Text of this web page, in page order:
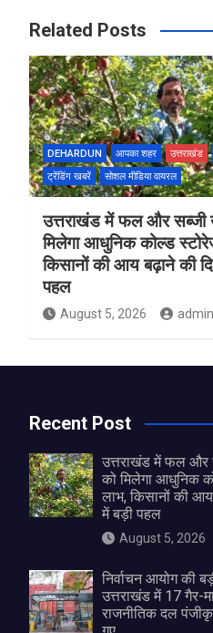
Related Posts
DEHARDUN आपका शहर उत्तराखंड
ट्रेंडिंग खबरें
सोशल मीडिया वायरल
उत्तराखंड में फल और सब्जी
मिलेगा आधुनिक कोल्ड
किसानों की आय बढ़ाने की
पहल
August 5, 2026 admin
Recent Post
उत्तराखंड में फल और
को मिलेगा आधुनिक
लाभ, किसानों की आय
में बड़ी पहल
August 5, 2026
निर्वाचन आयोग की
उत्तराखंड में 17 गैर-
राजनीतिक दल